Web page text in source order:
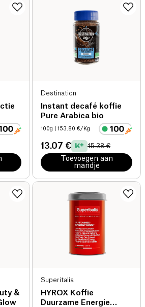
Destination
Instant decafé koffie
Pure Arabica bio
100g | 153.80 €/Kg
13.07 € 15.38 €
Toevoegen aan
mandje
&
Superitalia
HYROX Koffie
Duurzame Energie